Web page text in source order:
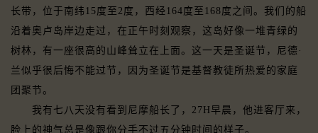
长带，位于南纬15度至2度，西经164度至168度之间。我们的船
沿着奥卢岛岸边走过，在正午时刻观察，这岛好像一堆青绿的
树林，有一座很高的山峰耸立在上面。这一天是圣诞节，尼德·
兰似乎很后悔不能过节，因为圣诞节是基督教徒所热爱的家庭
团聚节。
我有七八天没有看到尼摩船长了，27H早晨，他进客厅来，
脸上的神气总是像跟你分手不过五分钟时间的样子。